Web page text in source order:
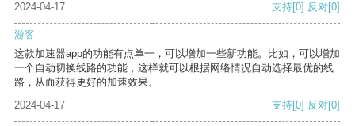
2024-04-17 支持[0] 反对[0]
游客
这款加速器app的功能有点单一，可以增加一些新功能。比如，可以增加
一个自动切换线路的功能，这样就可以根据网络情况自动选择最优的线
路，从而获得更好的加速效果。
2024-04-17
支持[0] 反对[0]